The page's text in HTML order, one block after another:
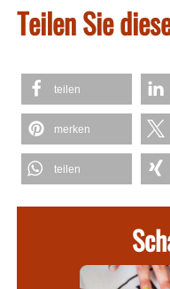
Teilen Sie
teilen
merken
teilen